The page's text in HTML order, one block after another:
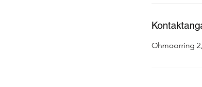
Ohmoorring